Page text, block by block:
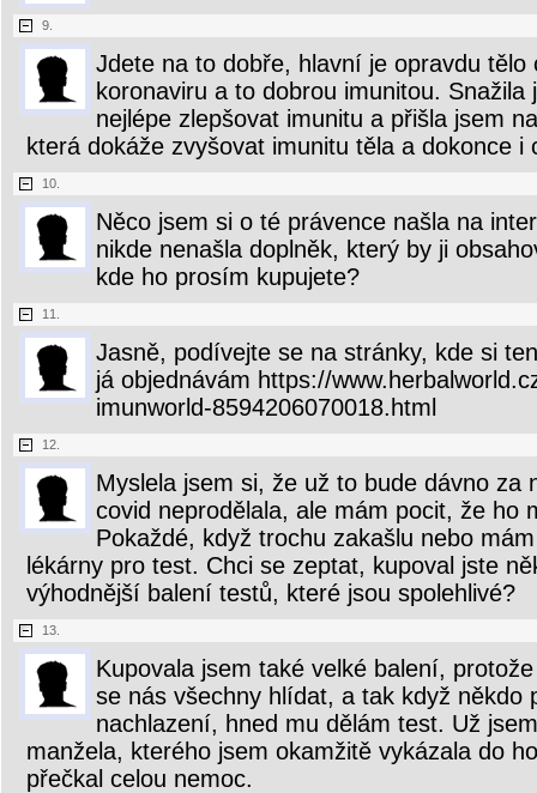
9.
Jdete na to dobře, hlavní je opravdu tělo
koronaviru a to dobrou imunitou.
nejlépe zlepšovat imunitu a přišla jsem
která dokáže zvyšovat imunitu těla a dokonce i
10.
Něco jsem si o té právence našla na
nikde nenašla doplněk, který by ji
kde ho prosím kupujete?
11.
Jasně, podívejte se na stránky, kde si
já objednávám https://
imunworld-8594206070018.html
12.
Myslela jsem si, že už to bude dávno za
covid neprodělala, ale mám pocit, že ho
Pokaždé, když trochu zakašlu nebo
lékárny pro test. Chci se zeptat, kupoval jste
výhodnější balení testů, které jsou spolehlivé?
13.
Kupovala jsem také velké balení,
se nás všechny hlídat, a tak když někdo
nachlazení, hned mu dělám test. Už
manžela, kterého jsem okamžitě vykázala do
přečkal celou nemoc.